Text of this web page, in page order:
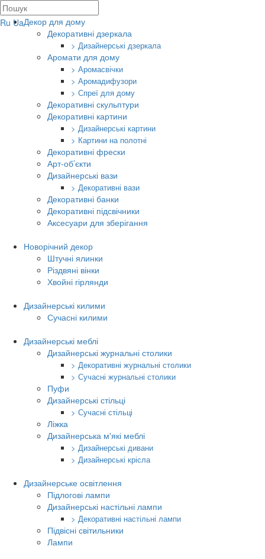
Ru UaДекор для дому
Декоративні дзеркала
> Дизайнерські дзеркала
Аромати для дому
> Аромасвічки
> Аромадифузори
> Спреї для дому
Декоративні скульптури
Декоративні картини
> Дизайнерські картини
> Картини на полотні
Декоративні фрески
Арт-об’єкти
Дизайнерські вази
> Декоративні вази
Декоративні банки
Декоративні підсвічники
Аксесуари для зберігання
Новорічний декор
Штучні ялинки
Різдвяні вінки
Хвойні гірлянди
Дизайнерські килими
Сучасні килими
Дизайнерські меблі
Дизайнерські журнальні столики
> Декоративні журнальні столики
> Сучасні журнальні столики
Пуфи
Дизайнерські стільці
> Сучасні стільці
Ліжка
Дизайнерська м'які меблі
> Дизайнерські дивани
> Дизайнерські крісла
Дизайнерське освітлення
Підлогові лампи
Дизайнерські настільні лампи
> Декоративні настільні лампи
Підвісні світильники
Лампи